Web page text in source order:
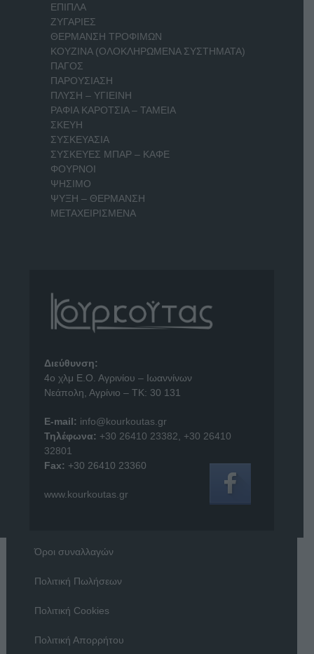
ΕΠΙΠΛΑ
ΖΥΓΑΡΙΕΣ
ΘΕΡΜΑΝΣΗ ΤΡΟΦΙΜΩΝ
ΚΟΥΖΙΝΑ (ΟΛΟΚΛΗΡΩΜΕΝΑ ΣΥΣΤΗΜΑΤΑ)
ΠΑΓΟΣ
ΠΑΡΟΥΣΙΑΣΗ
ΠΛΥΣΗ – ΥΓΙΕΙΝΗ
ΡΑΦΙΑ ΚΑΡΟΤΣΙΑ – ΤΑΜΕΙΑ
ΣΚΕΥΗ
ΣΥΣΚΕΥΑΣΙΑ
ΣΥΣΚΕΥΕΣ ΜΠΑΡ – ΚΑΦΕ
ΦΟΥΡΝΟΙ
ΨΗΣΙΜΟ
ΨΥΞΗ – ΘΕΡΜΑΝΣΗ
ΜΕΤΑΧΕΙΡΙΣΜΕΝΑ
Διεύθυνση:
4o χλμ Ε.Ο. Αγρινίου – Ιωαννίνων
Νεάπολη, Αγρίνιο – ΤΚ: 30 131
E-mail: info@kourkoutas.gr
Τηλέφωνα: +30 26410 23382
+30 26410
32801
Fax: +30 26410 23360
www.kourkoutas.gr
Όροι συναλλαγών
Πολιτική Πωλήσεων
Πολιτική Cookies
Πολιτική Απορρήτου